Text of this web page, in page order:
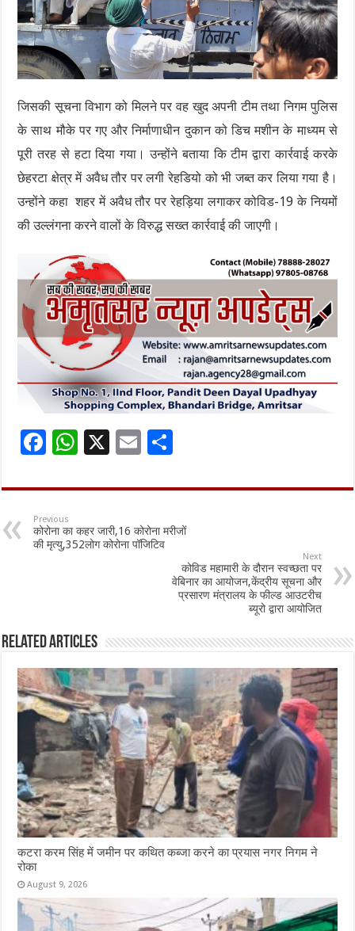
जिसकी सूचना विभाग को मिलने पर वह खुद अपनी टीम तथा निगम पुलिस
के साथ मौके पर गए और निर्माणाधीन दुकान को डिच मशीन के माध्यम से
पूरी तरह से हटा दिया गया। उन्होंने बताया कि टीम द्वारा कार्रवाई करके
छेहरटा क्षेत्र में अवैध तौर पर लगी रेहडियो को भी जब्त कर लिया गया है।
उन्होंने कहा शहर में अवैध तौर पर रेहड़िया लगाकर कोविड-19 के नियमों
की उल्लंगना करने वालों के विरुद्ध सख्त कार्रवाई की जाएगी।
F
e
b
o
W
at
p
X
E
ai
l
ar
e
Previous
कोरोना का कहर जारी,16 कोरोना मरीजों
की मृत्यु,352लोग कोरोना पॉजिटिव
Next
कोविड महामारी के दौरान स्वच्छता पर
वेबिनार का आयोजन,केंद्रीय सूचना और
प्रसारण मंत्रालय के फील्ड आउटरीच
ब्यूरो द्वारा आयोजित
Related Articles
कटरा करम सिंह में जमीन पर कथित कब्जा करने का प्रयास नगर निगम ने
रोका
August 9, 2026